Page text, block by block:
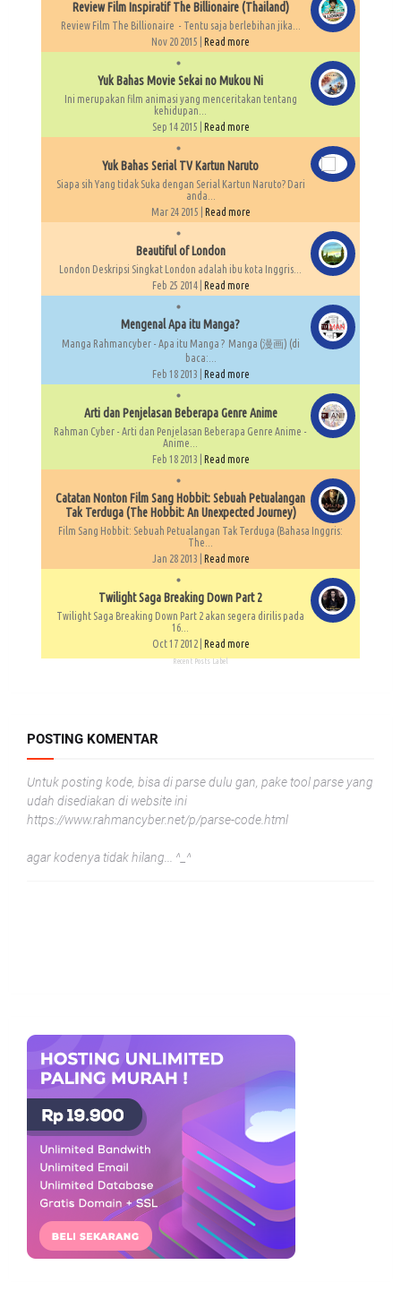
Review Film Inspiratif The Billionaire (Thailand)
Review Film The Billionaire - Tentu saja berlebihan jika...
Nov 20 2015 | Read more
Yuk Bahas Movie Sekai no Mukou Ni
Ini merupakan film animasi yang menceritakan tentang
kehidupan...
Sep 14 2015 | Read more
Yuk Bahas Serial TV Kartun Naruto
Siapa sih Yang tidak Suka dengan Serial Kartun Naruto? Dari
anda...
Mar 24 2015 | Read more
Beautiful of London
London Deskripsi Singkat London adalah ibu kota Inggris...
Feb 25 2014 | Read more
Mengenal Apa itu Manga?
Manga Rahmancyber - Apa itu Manga ? Manga (漫画) (di
baca:...
Feb 18 2013 | Read more
Arti dan Penjelasan Beberapa Genre Anime
Rahman Cyber - Arti dan Penjelasan Beberapa Genre Anime -
Anime...
Feb 18 2013 | Read more
Catatan Nonton Film Sang Hobbit: Sebuah Petualangan
Tak Terduga (The Hobbit: An Unexpected Journey)
Film Sang Hobbit: Sebuah Petualangan Tak Terduga (Bahasa Inggris:
The...
Jan 28 2013 | Read more
Twilight Saga Breaking Down Part 2
Twilight Saga Breaking Down Part 2 akan segera dirilis pada
16...
Oct 17 2012 | Read more
Recent Posts Label
POSTING KOMENTAR
Untuk posting kode, bisa di parse dulu gan, pake tool parse yang
udah disediakan di website ini
https://www.rahmancyber.net/p/parse-code.html
agar kodenya tidak hilang... ^_^